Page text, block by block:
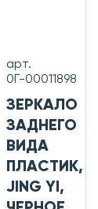
арт.
0Г-00011898
ЗЕРКАЛО
ЗАДНЕГО
ВИДА
ПЛАСТИК,
JING YI,